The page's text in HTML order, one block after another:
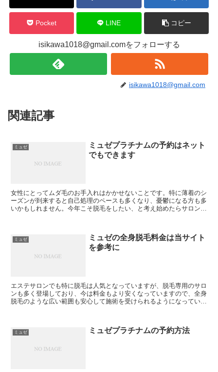
Pocket LINE コピー
isikawa1018@gmail.comをフォローする
isikawa1018@gmail.com
関連記事
ミュゼ
ミュゼプラチナムの予約はネット
でもできます
女性にとってムダ毛のお手入れはかかせないことです。特に薄着のシ
ーズンが到来すると自己処理のペースも多くなり、憂鬱になる方も多
いかもしれません。今年こそ脱毛をしたい、と考え始めたらサロンで
ミュゼ
ミュゼの全身脱毛料金は当サイト
を参考に
エステサロンでも特に脱毛は人気となっていますが、脱毛専用のサロ
ンも多く登場しており、今は料金もより安くなっていますので、全身
脱毛のような広い範囲も安心して施術を受けられるようになっていま
ミュゼ ミュゼプラチナムの予約方法